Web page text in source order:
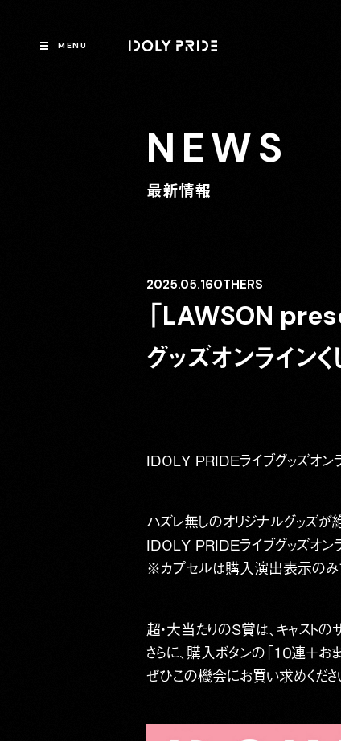
MENU
NEWS
最新情報
2025.05.16OTHERS
「LAWSON
グッズオンライン
IDOLY PRIDEライブグッズオンラ
ハズレ無しのオリジナルグッズが
IDOLY PRIDEライブグッズオン
※カプセルは購入演出表示のみ
超・大当たりのS賞は、キャストの
さらに、購入ボタンの「１０連＋
ぜひこの機会にお買い求めくださ